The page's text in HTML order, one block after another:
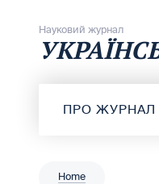
Науковий журнал
ПРО ЖУРНАЛ
Home